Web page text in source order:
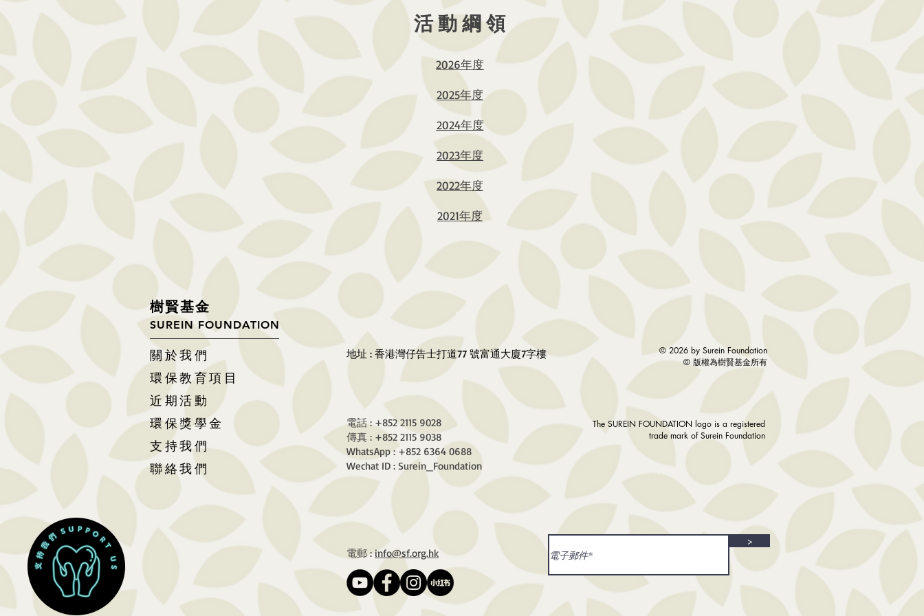
活動綱領
2026年度
2025年度
2024年度
2023年度
2022年度
2021年度
樹賢基金
SUREIN FOUNDATION
關於我們
環保教育項目
近期活動
環保獎學金
支持我們
聯絡我們
地址 : 香港灣仔告士打道77 號富通大廈7字樓
© 2026 by Surein Foundation
© 版權為樹賢基金所有
電話 : +852 2115 9028
傳真 : +852 2115 9038
WhatsApp : +852 6364 0688
Wechat ID : Surein_Foundation
The SUREIN FOUNDATION logo is a registered
trade mark of Surein Foundation
電郵 : info@sf.org.hk
>